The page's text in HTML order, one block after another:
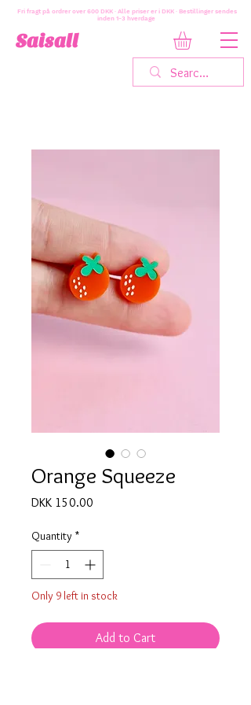
Saisall
Fri fragt på ordrer over 600 DKK · Alle priser er i DKK · Bestillinger sendes
inden 1-3 hverdage
Orange Squeeze
DKK 150.00
Quantity *
Only 9 left in stock
Add to Cart